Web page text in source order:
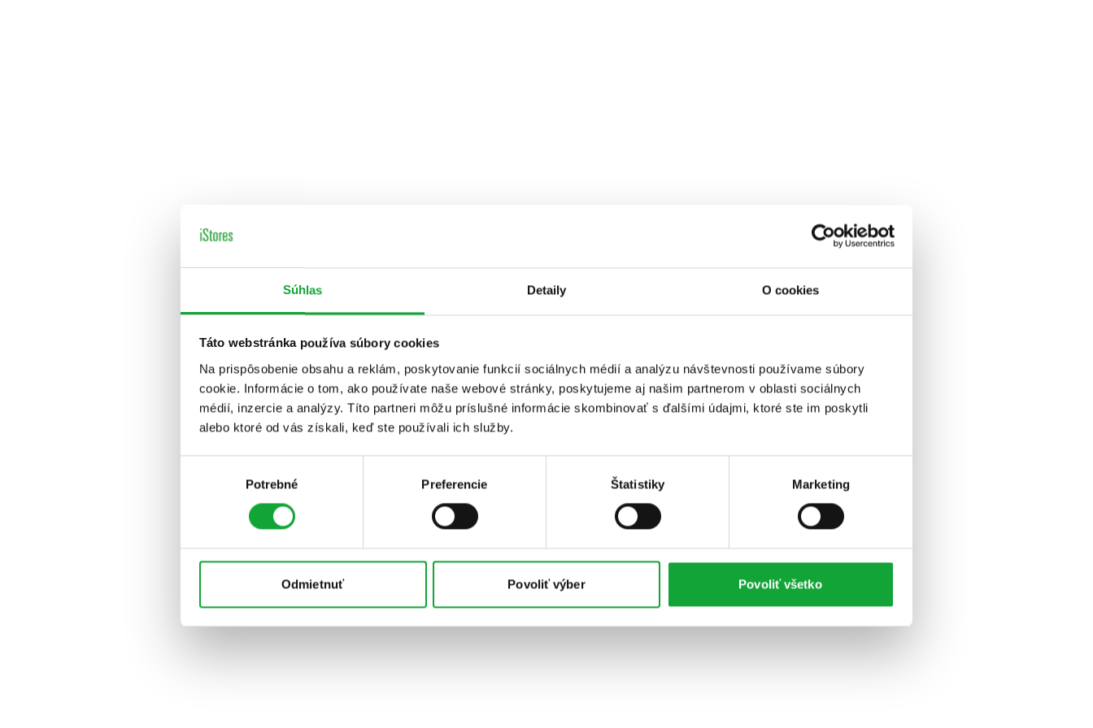
Súhlas Detaily O cookies
Táto webstránka používa súbory cookies
Na prispôsobenie obsahu a reklám, poskytovanie funkcií sociálnych médií a analýzu návštevnosti používame súbory
cookie. Informácie o tom, ako používate naše webové stránky, poskytujeme aj našim partnerom v oblasti sociálnych
médií, inzercie a analýzy. Títo partneri môžu príslušné informácie skombinovať s ďalšími údajmi, ktoré ste im poskytli
alebo ktoré od vás získali, keď ste používali ich služby.
Potrebné Preferencie Štatistiky Marketing
Odmietnuť Povoliť výber Povoliť všetko